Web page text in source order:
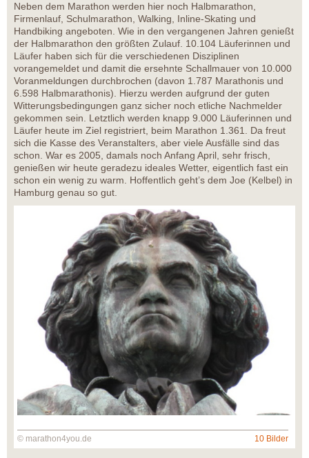
Neben dem Marathon werden hier noch Halbmarathon,
Firmenlauf, Schulmarathon, Walking, Inline-Skating und
Handbiking angeboten. Wie in den vergangenen Jahren genießt
der Halbmarathon den größten Zulauf. 10.104 Läuferinnen und
Läufer haben sich für die verschiedenen Disziplinen
vorangemeldet und damit die ersehnte Schallmauer von 10.000
Voranmeldungen durchbrochen (davon 1.787 Marathonis und
6.598 Halbmarathonis). Hierzu werden aufgrund der guten
Witterungsbedingungen ganz sicher noch etliche Nachmelder
gekommen sein. Letztlich werden knapp 9.000 Läuferinnen und
Läufer heute im Ziel registriert, beim Marathon 1.361. Da freut
sich die Kasse des Veranstalters, aber viele Ausfälle sind das
schon. War es 2005, damals noch Anfang April, sehr frisch,
genießen wir heute geradezu ideales Wetter, eigentlich fast ein
schon ein wenig zu warm. Hoffentlich geht’s dem Joe (Kelbel) in
Hamburg genau so gut.
© marathon4you.de 10 Bilder